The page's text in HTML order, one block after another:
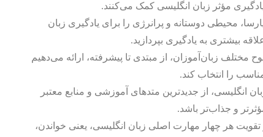
مؤثر زبان انگلیسی کمک می‌کنند.
محیطی دوستانه و پرانرژی را برای یادگیری زبان
بیشتری به یادگیری بپردازید.
مختلف زبان‌آموزان، از مبتدی تا پیشرفته، ارائه می‌دهیم
را انتخاب کند.
انگلیسی، از جدیدترین متدهای آموزشی و منابع معتبر
و جذاب‌تر باشد.
تقویت هر چهار مهارت اصلی زبان انگلیسی، یعنی خواندن،